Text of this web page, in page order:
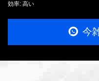
効率: 高い
今